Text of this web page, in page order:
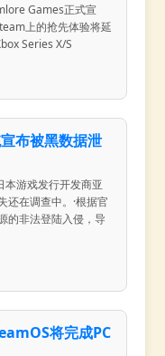
Games正式宣
上的抢先体验将延
Series X/S
布被黑数据泄
本游戏发行开发商亚
还在调查中。·根据官
的非法登陆入侵，导
将完成PC